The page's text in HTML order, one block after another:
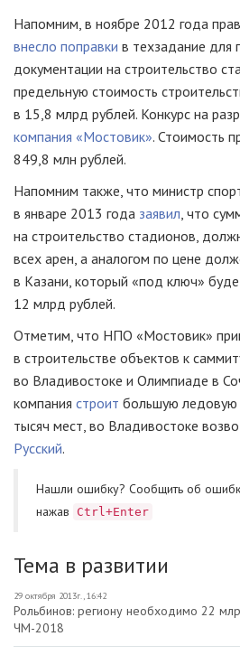
Напомним, в ноябре 2012 года
внесло поправки в техзадание для
документации на строительство
предельную стоимость
в 15,8 млрд рублей. Конкурс на
компания «Мостовик». Стоимость
849,8 млн рублей.
Напомним также, что министр
в январе 2013 года заявил, что
на строительство стадионов,
всех арен, а аналогом по цене
в Казани, который «под ключ»
12 млрд рублей.
Отметим, что НПО «Мостовик»
в строительстве объектов к
во Владивостоке и Олимпиаде в
компания строит большую ледовую
тысяч мест, во Владивостоке
Русский.
Нашли ошибку? Cообщить об
нажав
Ctrl+Enter
Тема в развитии
29 октября 2013г., 16:42
Рольбинов: региону необходимо 22
ЧМ-2018